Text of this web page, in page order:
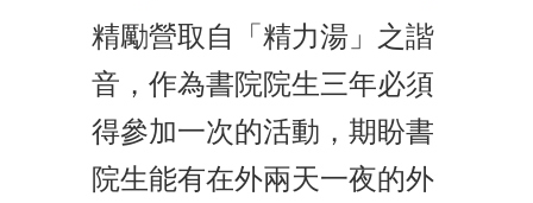
精勵營取自「精力湯」之諧
音，作為書院院生三年必須
得參加一次的活動，期盼書
院生能有在外兩天一夜的外